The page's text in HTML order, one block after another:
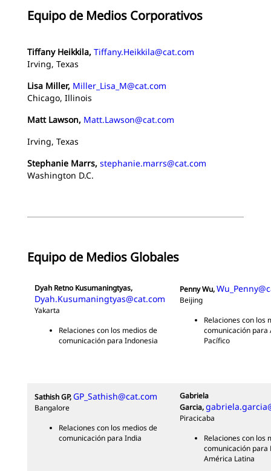
Equipo de Medios Corporativos
Tiffany Heikkila, Tiffany.Heikkila@cat.com
Irving, Texas
Lisa Miller, Miller_Lisa_M@cat.com
Chicago, Illinois
Matt Lawson, Matt.Lawson@cat.com
Irving, Texas
Stephanie Marrs, stephanie.marrs@cat.com
Washington D.C.
Equipo de Medios Globales
Dyah Retno Kusumaningtyas,
Dyah.Kusumaningtyas@cat.com
Yakarta
Relaciones con los medios de
comunicación para Indonesia
Penny Wu,
Beijing
Relaciones con los
comunicación para
Pacífico
Sathish GP,GP_Sathish@cat.com
Bangalore
Relaciones con los medios de
comunicación para India
Gabriela
Garcia,
Piracicaba
Relaciones con los
comunicación para
América Latina